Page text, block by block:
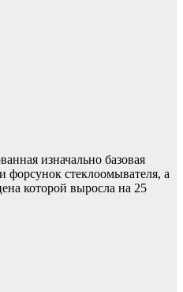
изначально базовая
форсунок стеклоомывателя, а
которой выросла на 25